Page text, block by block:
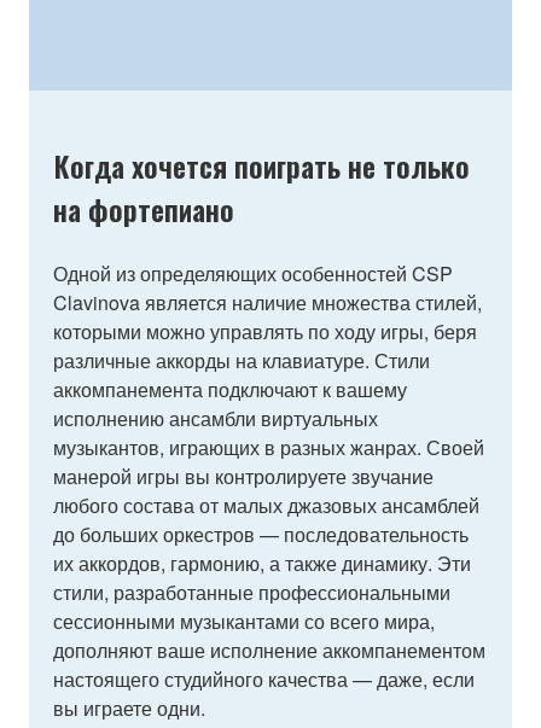
Когда хочется поиграть не только
на фортепиано
Одной из определяющих особенностей CSP
Clavinova является наличие множества стилей,
которыми можно управлять по ходу игры, беря
различные аккорды на клавиатуре. Стили
аккомпанемента подключают к вашему
исполнению ансамбли виртуальных
музыкантов, играющих в разных жанрах. Своей
манерой игры вы контролируете звучание
любого состава от малых джазовых ансамблей
до больших оркестров — последовательность
их аккордов, гармонию, а также динамику. Эти
стили, разработанные профессиональными
сессионными музыкантами со всего мира,
дополняют ваше исполнение аккомпанементом
настоящего студийного качества — даже, если
вы играете одни.